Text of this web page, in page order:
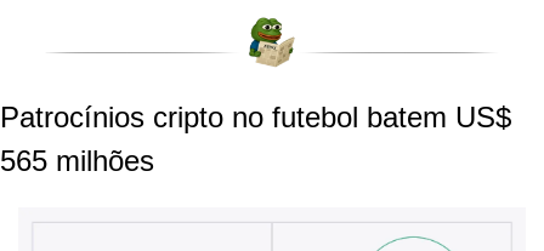
Patrocínios cripto no futebol batem US$
565 milhões